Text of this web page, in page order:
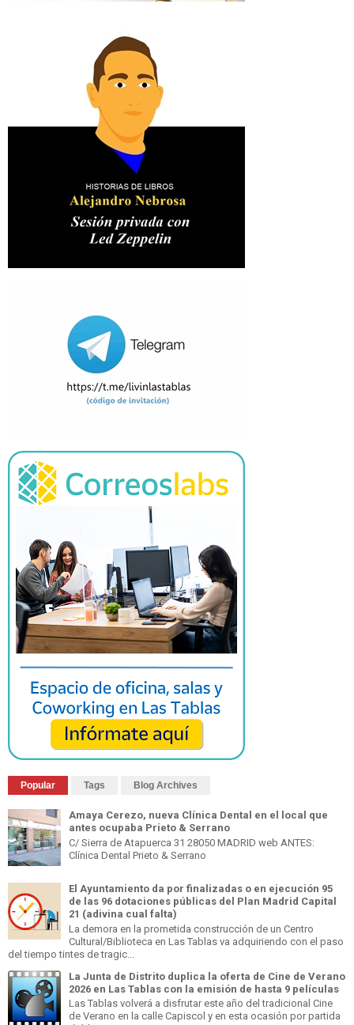
Popular Tags Blog Archives
Amaya Cerezo, nueva Clínica Dental en el local que
antes ocupaba Prieto & Serrano
C/ Sierra de Atapuerca 31 28050 MADRID web ANTES:
Clínica Dental Prieto & Serrano
El Ayuntamiento da por finalizadas o en ejecución 95
de las 96 dotaciones públicas del Plan Madrid Capital
21 (adivina cual falta)
La demora en la prometida construcción de un Centro
Cultural/Biblioteca en Las Tablas va adquiriendo con el paso
del tiempo tintes de tragic...
La Junta de Distrito duplica la oferta de Cine de Verano
2026 en Las Tablas con la emisión de hasta 9 películas
Las Tablas volverá a disfrutar este año del tradicional Cine
de Verano en la calle Capiscol y en esta ocasión por partida